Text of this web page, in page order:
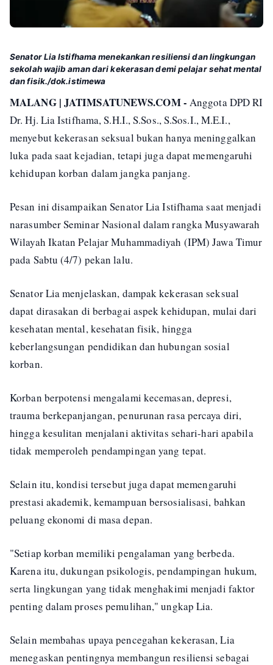
Senator Lia Istifhama menekankan resiliensi dan lingkungan
sekolah wajib aman dari kekerasan demi pelajar sehat mental
dan fisik./dok.istimewa
MALANG | JATIMSATUNEWS.COM - Anggota DPD RI
Dr. Hj. Lia Istifhama, S.H.I., S.Sos., S.Sos.I., M.E.I.,
menyebut kekerasan seksual bukan hanya meninggalkan
luka pada saat kejadian, tetapi juga dapat memengaruhi
kehidupan korban dalam jangka panjang.
Pesan ini disampaikan Senator Lia Istifhama saat menjadi
narasumber Seminar Nasional dalam rangka Musyawarah
Wilayah Ikatan Pelajar Muhammadiyah (IPM) Jawa Timur
pada Sabtu (4/7) pekan lalu.
Senator Lia menjelaskan, dampak kekerasan seksual
dapat dirasakan di berbagai aspek kehidupan, mulai dari
kesehatan mental, kesehatan fisik, hingga
keberlangsungan pendidikan dan hubungan sosial
korban.
Korban berpotensi mengalami kecemasan, depresi,
trauma berkepanjangan, penurunan rasa percaya diri,
hingga kesulitan menjalani aktivitas sehari-hari apabila
tidak memperoleh pendampingan yang tepat.
Selain itu, kondisi tersebut juga dapat memengaruhi
prestasi akademik, kemampuan bersosialisasi, bahkan
peluang ekonomi di masa depan.
"Setiap korban memiliki pengalaman yang berbeda.
Karena itu, dukungan psikologis, pendampingan hukum,
serta lingkungan yang tidak menghakimi menjadi faktor
penting dalam proses pemulihan," ungkap Lia.
Selain membahas upaya pencegahan kekerasan, Lia
menegaskan pentingnya membangun resiliensi sebagai